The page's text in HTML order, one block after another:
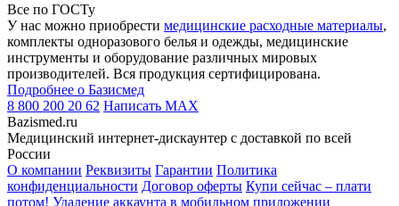
Все по ГОСТу
У нас можно приобрести медицинские расходные материалы,
комплекты одноразового белья и одежды, медицинские
инструменты и оборудование различных мировых
производителей. Вся продукция сертифицирована.
Подробнее о Базисмед
8 800 200 20 62 Написать MAX
Bazismed.ru
Медицинский интернет-дискаунтер с доставкой по всей
России
О компании Реквизиты Гарантии Политика
конфиденциальности Договор оферты Купи сейчас – плати
потом! Удаление аккаунта в мобильном приложении